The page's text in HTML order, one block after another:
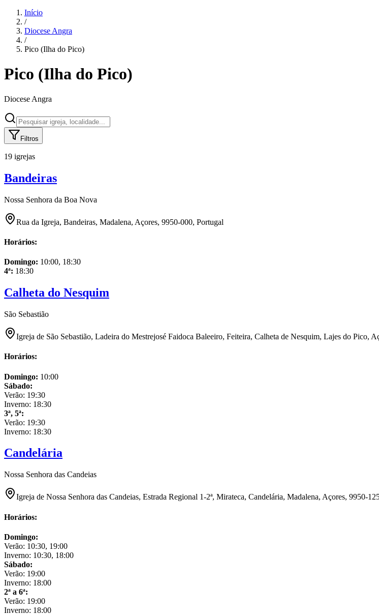
Início
/
Diocese Angra
/
Pico (Ilha do Pico)
Pico (Ilha do Pico)
Diocese Angra
Filtros
19 igrejas
Bandeiras
Nossa Senhora da Boa Nova
Rua da Igreja, Bandeiras, Madalena, Açores, 9950-000, Portugal
Horários:
Domingo: 10:00, 18:30
4ª: 18:30
Calheta do Nesquim
São Sebastião
Igreja de São Sebastião, Ladeira do Mestrejosé Faidoca Baleeiro, Feiteira, Calheta de Nesquim, Lajes do Pico,
Horários:
Domingo: 10:00
Sábado:
Verão: 19:30
Inverno: 18:30
3ª, 5ª:
Verão: 19:30
Inverno: 18:30
Candelária
Nossa Senhora das Candeias
Igreja de Nossa Senhora das Candeias, Estrada Regional 1-2ª, Mirateca, Candelária, Madalena, Açores, 9950-
Horários:
Domingo:
Verão: 10:30, 19:00
Inverno: 10:30, 18:00
Sábado:
Verão: 19:00
Inverno: 18:00
2ª a 6ª:
Verão: 19:00
Inverno: 18:00